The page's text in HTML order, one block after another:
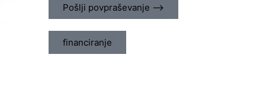
Pošlji povpraševanje ⟶
financiranje